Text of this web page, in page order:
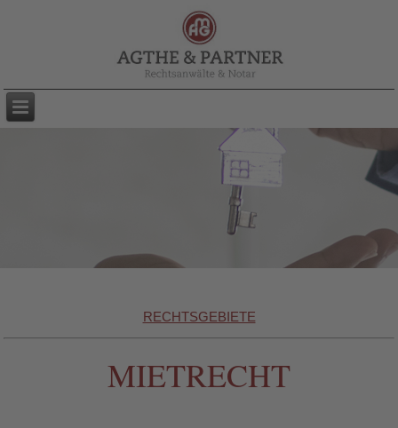
RECHTSGEBIETE
MIETRECHT